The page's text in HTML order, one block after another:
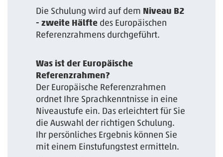
Die Schulung wird auf dem Niveau B2
- zweite Hälfte des Europäischen
Referenzrahmens durchgeführt.
Was ist der Europäische
Referenzrahmen?
Der Europäische Referenzrahmen
ordnet Ihre Sprachkenntnisse in eine
Niveaustufe ein. Das erleichtert für Sie
die Auswahl der richtigen Schulung.
Ihr persönliches Ergebnis können Sie
mit einem Einstufungstest ermitteln.